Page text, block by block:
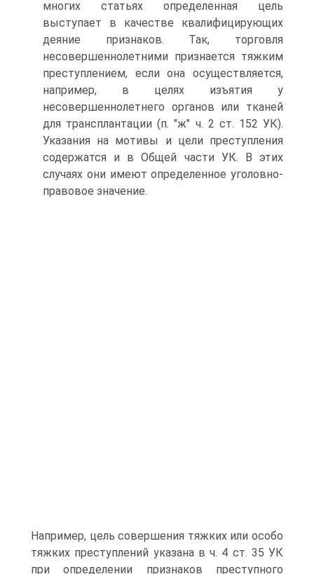
многих статьях определенная цель
выступает в качестве квалифицирующих
деяние признаков. Так, торговля
несовершеннолетними признается тяжким
преступлением, если она осуществляется,
например, в целях изъятия у
несовершеннолетнего органов или тканей
для трансплантации (п. "ж" ч. 2 ст. 152 УК).
Указания на мотивы и цели преступления
содержатся и в Общей части УК. В этих
случаях они имеют определенное уголовно-
правовое значение.
Например, цель совершения тяжких или особо
тяжких преступлений указана в ч. 4 ст. 35 УК
при определении признаков преступного